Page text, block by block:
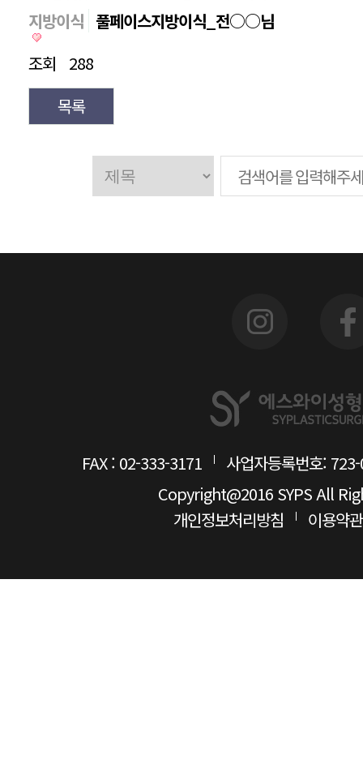
지방이식 풀페이스지방이식_전○○님
조회
288
목록
FAX : 02-333-3171
사업자등록번호:
Copyright@2016 SYPS All
개인정보처리방침
이용약관